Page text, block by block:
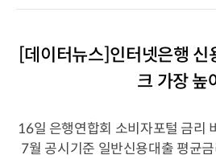
[데이터뉴스]인터넷은행 신
크 가장 높
16일 은행연합회 소비자포털 금리
7월 공시기준 일반신용대출 평균